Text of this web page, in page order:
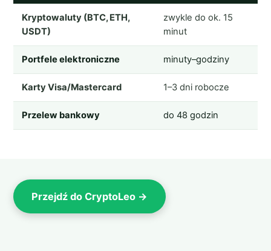
Kryptowaluty (BTC, ETH,
USDT)
zwykle do ok. 15
minut
Portfele elektroniczne minuty–godziny
Karty Visa/Mastercard 1–3 dni robocze
Przelew bankowy do 48 godzin
Przejdź do CryptoLeo →